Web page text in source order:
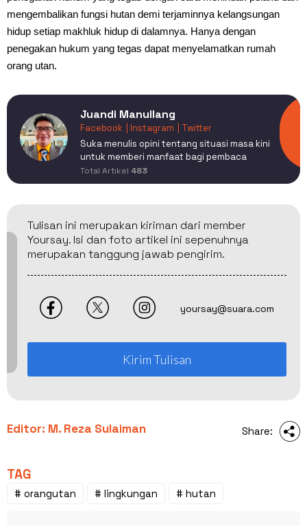
mengembalikan fungsi hutan demi terjaminnya kelangsungan
hidup setiap makhluk hidup di dalamnya. Hanya dengan
penegakan hukum yang tegas dapat menyelamatkan rumah
orang utan.
Juandi Manullang
Facebook | Instagram
| Twitter
Suka menulis opini tentang situasi masa kini
untuk memberi manfaat bagi pembaca
Total Artikel 483
Tulisan ini merupakan kiriman dari member
Yoursay. Isi dan foto artikel ini sepenuhnya
merupakan tanggung jawab pengirim.
yoursay@suara.com
Kirim Tulisan
Editor: M. Reza Sulaiman Share:
TAG
# orangutan # lingkungan # hutan